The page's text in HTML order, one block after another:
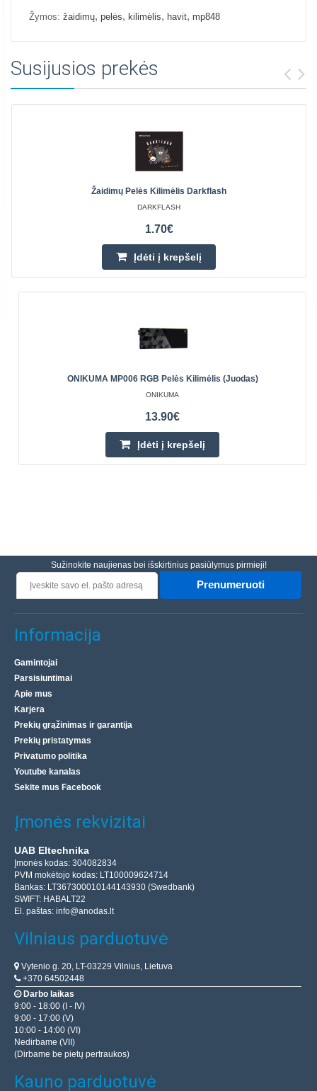
Žymos: žaidimų, pelės, kilimėlis, havit, mp848
Susijusios prekės
Žaidimų Pelės Kilimėlis Darkflash
DARKFLASH
1.70€
Įdėti į krepšelį
ONIKUMA MP006 RGB Pelės Kilimėlis (juodas)
ONIKUMA
13.90€
Įdėti į krepšelį
Sužinokite naujienas bei išskirtinius pasiūlymus pirmieji!
Prenumeruoti
Informacija
Gamintojai
Parsisiuntimai
Apie mus
Karjera
Prekių grąžinimas ir garantija
Prekių pristatymas
Privatumo politika
Youtube kanalas
Sekite mus Facebook
Įmonės rekvizitai
UAB Eltechnika
Įmonės kodas: 304082834
PVM mokėtojo kodas: LT100009624714
Bankas: LT367300010144143930 (Swedbank)
SWIFT: HABALT22
El. paštas: info@anodas.lt
Vilniaus parduotuvė
Vytenio g. 20, LT-03229 Vilnius, Lietuva
+370 64502448
Darbo laikas
9:00 - 18:00 (I - IV)
9:00 - 17:00 (V)
10:00 - 14:00 (VI)
Nedirbame (VII)
(Dirbame be pietų pertraukos)
Kauno parduotuvė